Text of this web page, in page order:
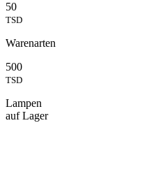
50
TSD
Warenarten
500
TSD
Lampen
auf Lager